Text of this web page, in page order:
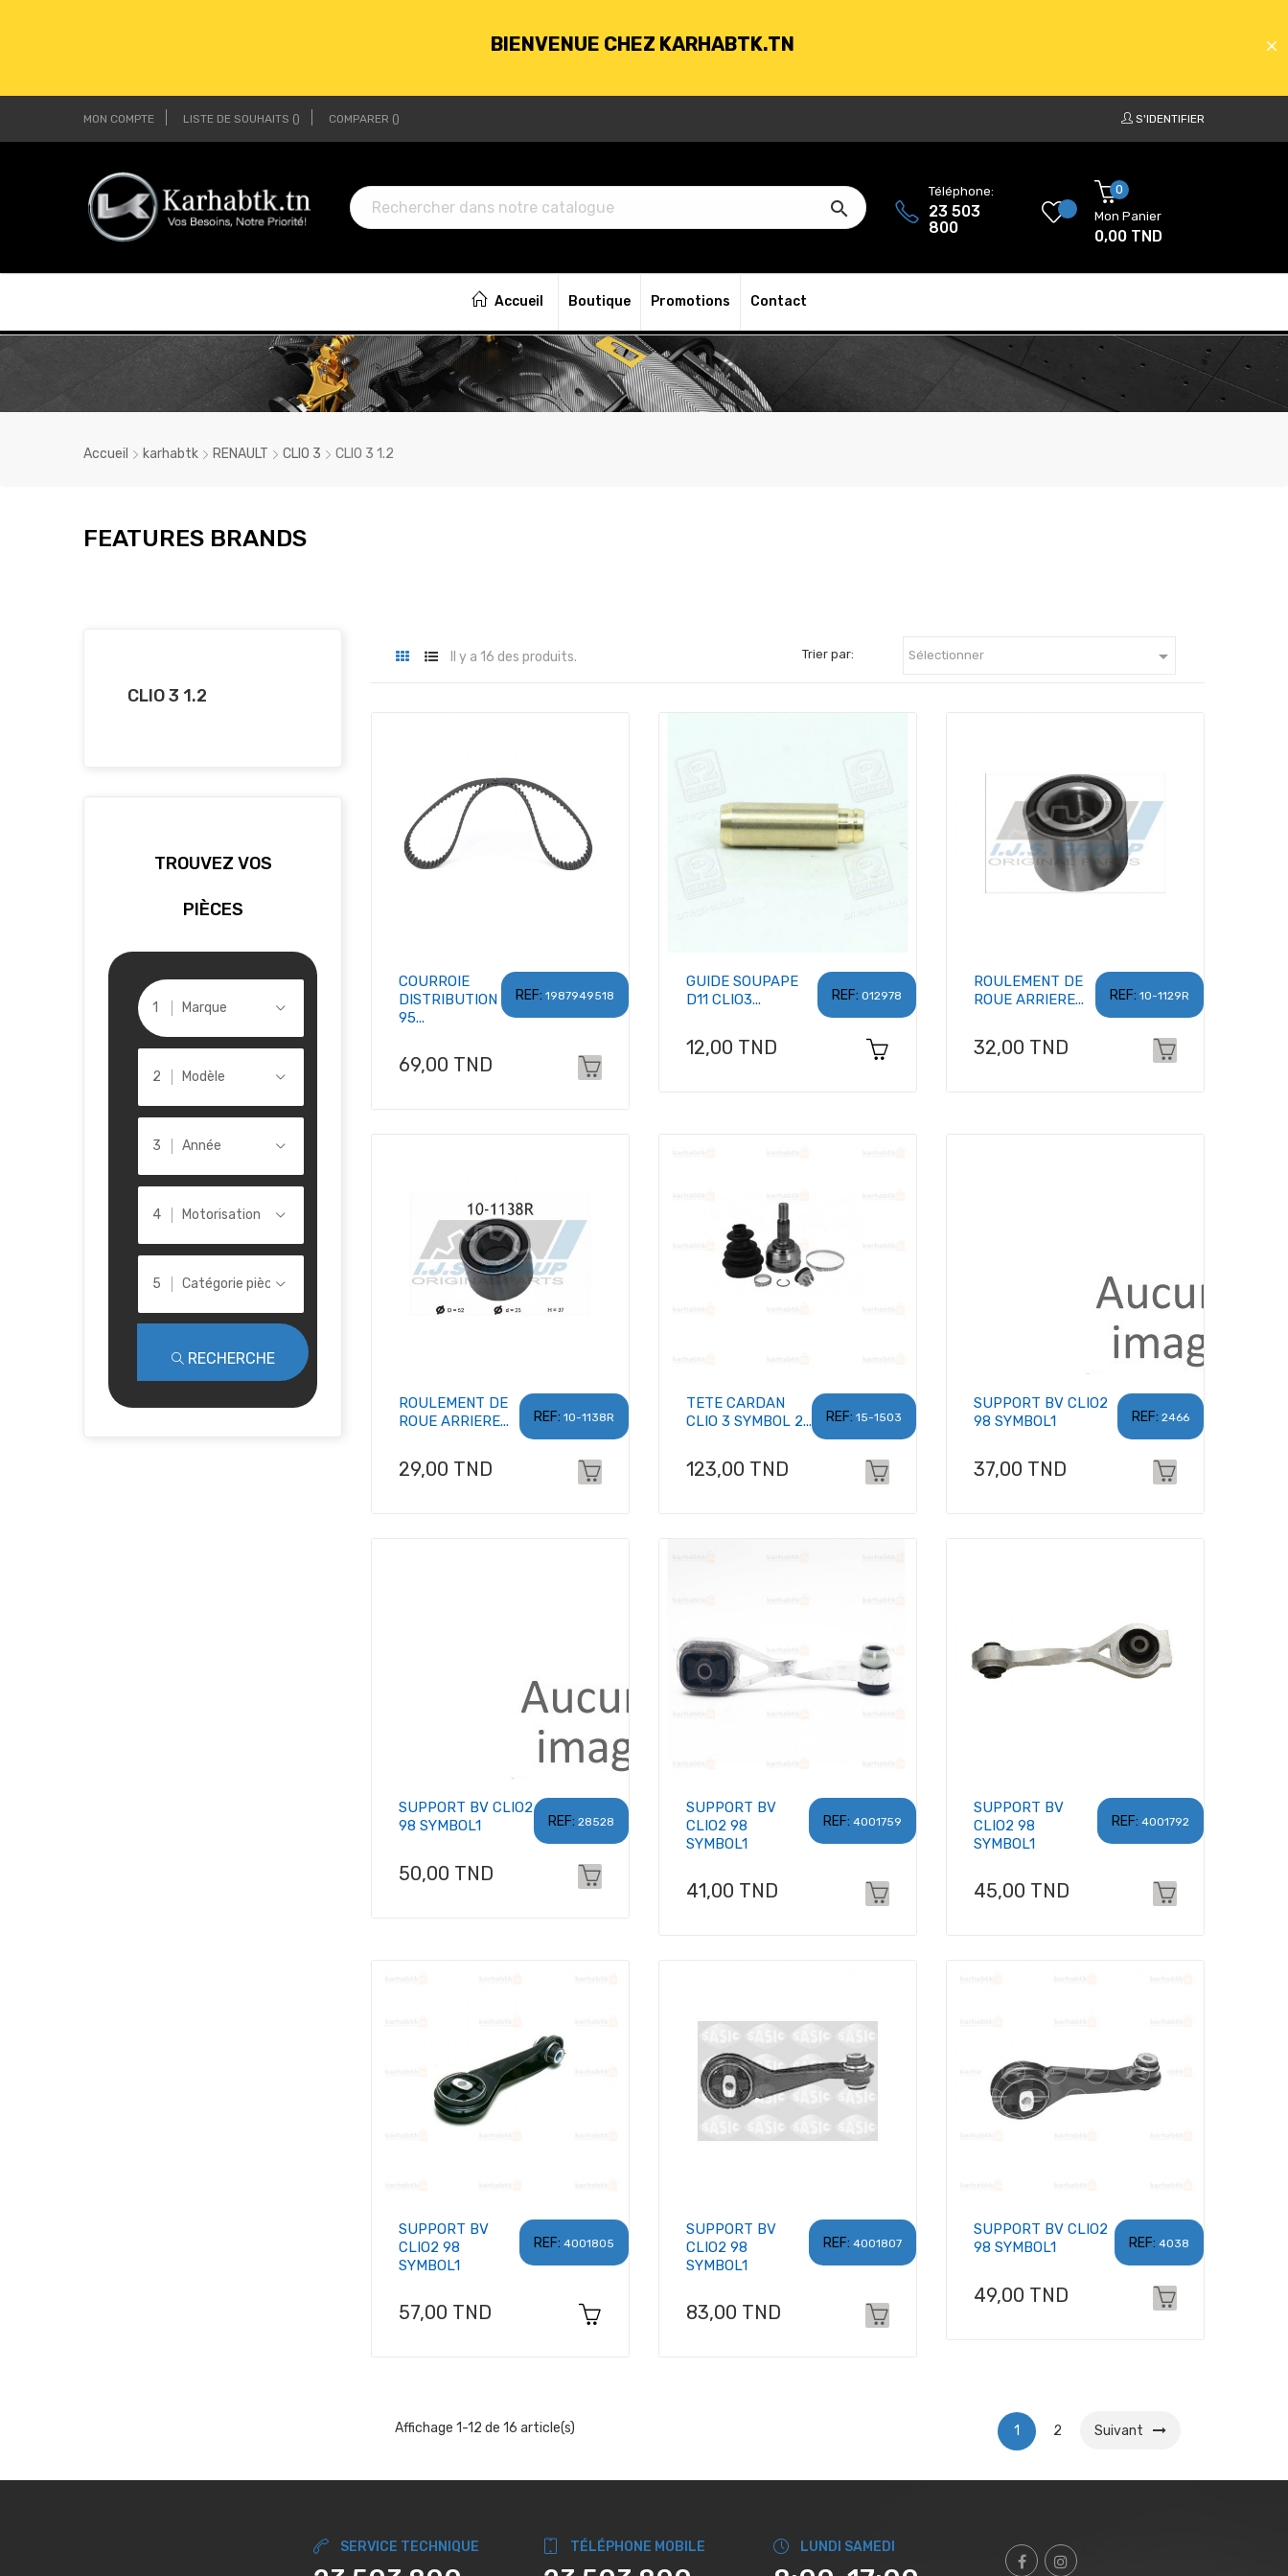
BIENVENUE CHEZ KARHABTK.TN
LIVRAISON GRATUITE À PARTIR DE 250DT D'ACHATS
BIENVENUE CHEZ KARHABTK.TN
LIVRAISON GRATUITE À PARTIR DE 250DT D'ACHATS
MON COMPTE LISTE DE SOUHAITS COMPARER S'IDENTIFIER

Téléphone:
23 503
800
0
Mon Panier
0,00 TND
Accueil Boutique Promotions Contact
Accueil karhabtk RENAULT CLIO 3 CLIO 3 1.2
FEATURES BRANDS
CLIO 3 1.2
TROUVEZ VOS
PIÈCES
Marque
Modèle
Année
Motorisation
Catégorie pièce
RECHERCHE
Il y a 16 des produits. Trier par: Sélectionner 
REF: 1987949518
COURROIE
DISTRIBUTION
95...
Prix
69,00 TND
REF: 012978
GUIDE SOUPAPE
D11 CLIO3...
Prix
12,00 TND
REF: 10-1129R
ROULEMENT DE
ROUE ARRIERE...
Prix
32,00 TND
REF: 10-1138R
ROULEMENT DE
ROUE ARRIERE...
Prix
29,00 TND
REF: 15-1503
TETE CARDAN
CLIO 3 SYMBOL 2...
Prix
123,00 TND
REF: 2466
SUPPORT BV CLIO2
98 SYMBOL1
Prix
37,00 TND
REF: 28528
SUPPORT BV CLIO2
98 SYMBOL1
Prix
50,00 TND
REF: 4001759
SUPPORT BV
CLIO2 98
SYMBOL1
Prix
41,00 TND
REF: 4001792
SUPPORT BV
CLIO2 98
SYMBOL1
Prix
45,00 TND
REF: 4001805
SUPPORT BV
CLIO2 98
SYMBOL1
Prix
57,00 TND
REF: 4001807
SUPPORT BV
CLIO2 98
SYMBOL1
Prix
83,00 TND
REF: 4038
SUPPORT BV CLIO2
98 SYMBOL1
Prix
49,00 TND
Affichage 1-12 de 16 article(s) 1 2 Suivant
SERVICE TECHNIQUE TÉLÉPHONE MOBILE LUNDI SAMEDI